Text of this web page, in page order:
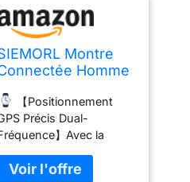
une résolution de
garantit une
visibilité claire, même en
soleil, avec 12
4
personnalisables et des
thèmes dynamiques
suivre vos données
santé et personnaliser
expérience.
Grande Batterie de
Montre
Homme
Fitness Tracker
1,43" AMOLED
5ATM,
Sommeil
Fréquence
【Positionnement
Précis Dual-
】Avec la
et six systèmes satellites,